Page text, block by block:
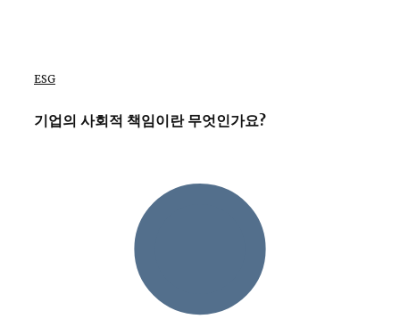
ESG
기업의 사회적 책임이란 무엇인가요?